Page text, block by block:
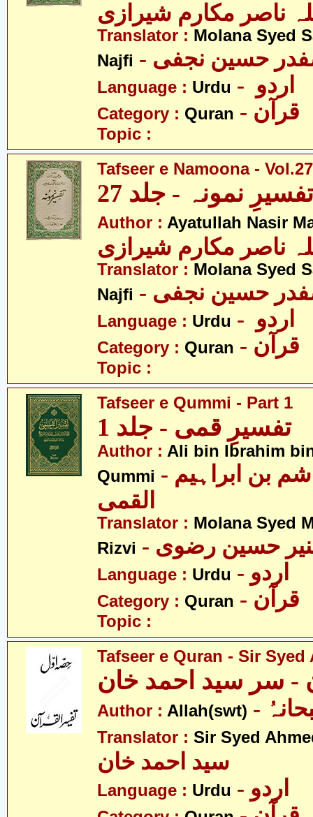
ناصر مکارم شیرازی
Translator : Molana Syed
Najfi
صفدر حسین نجفی
Language : Urdu
Category : Quran - قرآن
Topic :
Tafseer e Namoona - Vol.27
تفسیرِ نمونہ - جلد 27
Author : Ayatullah Nasir
ناصر مکارم شیرازی
Translator : Molana Syed
Najfi
صفدر حسین نجفی
Language : Urdu
Category : Quran - قرآن
Topic :
Tafseer e Qummi - Part 1
تفسیرِ قمی - جلد 1
Author : Ali bin Ibrahim
Qummi - علی بن ہاشم بن ابراہیم
القمی
Translator : Molana Syed
Rizvi
منیر حسین رضوی
Language : Urdu - اردو
Category : Quran - قرآن
Topic :
Tafseer e Quran - Sir Syed
- سر سید احمد خان
Author : Allah(swt)
Translator : Sir Syed
سید احمد خان
Language : Urdu - اردو